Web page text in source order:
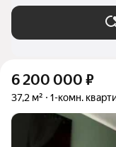
6 200 000 ₽
37,2 м² 1-комн.